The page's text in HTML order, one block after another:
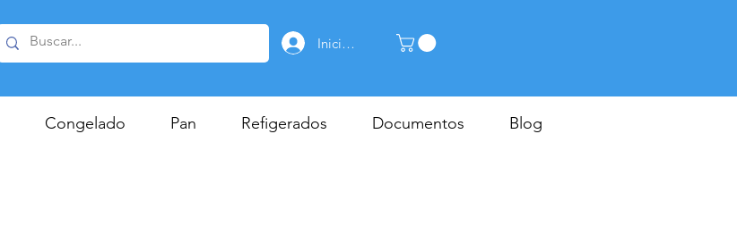
Iniciar sesión
Congelado Pan Refigerados Documentos Blog